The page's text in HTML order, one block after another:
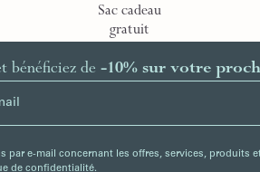
Sac cadeau
gratuit
bénéficiez de -10% sur votre
par e-mail concernant les offres, services, produits
de confidentialité.